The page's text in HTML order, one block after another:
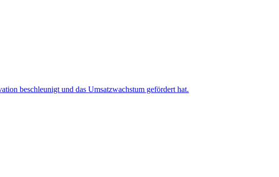
beschleunigt und das Umsatzwachstum gefördert hat.